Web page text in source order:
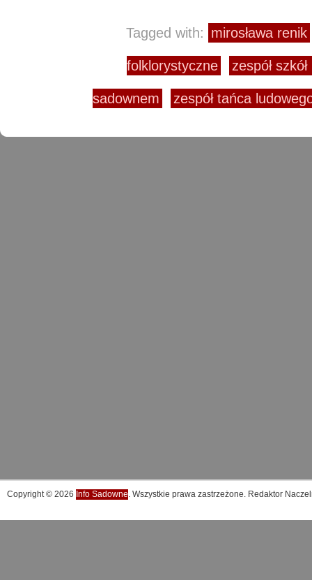
Tagged with: mirosława renik
folklorystyczne zespół
sadownem zespół tańca
Copyright © 2026 Info Sadowne. Wszystkie prawa zastrzeżone. Redaktor